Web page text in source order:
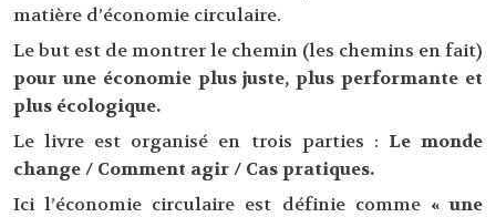
matière d’économie circulaire.
Le but est de montrer le chemin (les chemins en fait)
pour une économie plus juste, plus performante et
plus écologique.
Le livre est organisé en trois parties : Le monde
change / Comment agir / Cas pratiques.
Ici l’économie circulaire est définie comme « une